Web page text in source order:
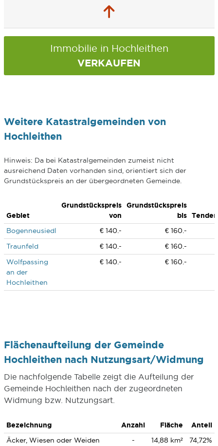
Immobilie in Hochleithen
VERKAUFEN
Weitere Katastralgemeinden von
Hochleithen
Hinweis: Da bei Katastralgemeinden zumeist nicht
ausreichend Daten vorhanden sind, orientiert sich der
Grundstückspreis an der übergeordneten Gemeinde.
Gebiet
Grundstückspreis
von
Grundstückspreis
bis
Bogenneusiedl
€ 140.-
€ 160.-
Traunfeld
€ 140.-
€ 160.-
Wolfpassing
an der
Hochleithen
€ 140.- € 160.-
Flächenaufteilung der Gemeinde
Hochleithen nach Nutzungsart/Widmung
Die nachfolgende Tabelle zeigt die Aufteilung der
Gemeinde Hochleithen nach der zugeordneten
Widmung bzw. Nutzungsart.
Bezeichnung Anzahl Fläche
Anteil
Äcker, Wiesen oder Weiden
- 14,88 km² 74,72%